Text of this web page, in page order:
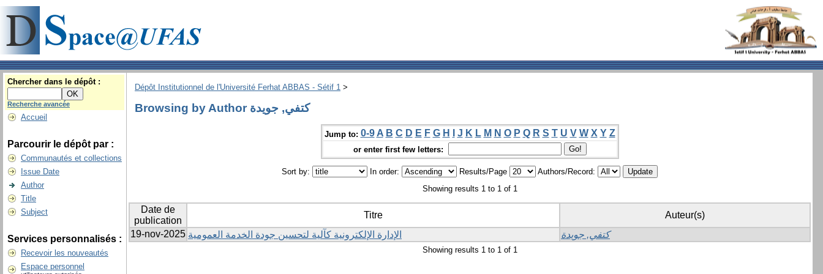
Chercher dans le dépôt :
Recherche avancée
Accueil
Parcourir le dépôt par :
Communautés et collections
Issue Date
Author
Title
Subject
Services personnalisés :
Recevoir les nouveautés
Espace personnel
Dépôt Institutionnel de l'Université Ferhat ABBAS - Sétif 1 >
Browsing by Author كتفي, جويدة
Jump to: 0-9 A B C D E F G H J K L M N O P Q R S T U V W X Y Z
or enter first few letters:
Sort by: In order: Results/Page
Authors/Record:
Showing results 1 to 1 of 1
Date de
publication
Titre
Auteur(s)
19-nov-2025 الإدارة الإلكترونية كآلية لتحسين جودة الخدمة العمومية كتفي, جويدة
Showing results 1 to 1 of 1